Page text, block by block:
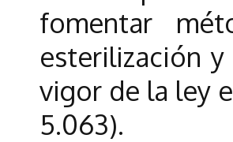
fomentar
esterilización
vigor de la ley
5.063).